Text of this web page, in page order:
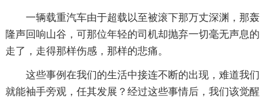
一辆载重汽车由于超载以至被滚下那万丈深渊，那轰
隆声回响山谷，可那位年轻的司机却抛弃一切毫无声息的
走了，走得那样伤感，那样的悲痛。
这些事例在我们的生活中接连不断的出现，难道我们
就能袖手旁观，任其发展？经过这些事情后，我们该觉醒